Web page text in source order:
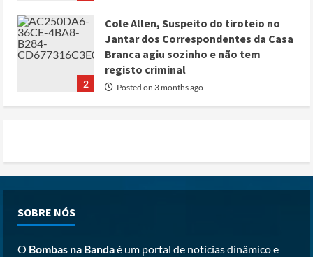
3
Nike vai despedir 1.400 trabalhadores
para apostar em automação e
simplificar operações
Posted on 3 months ago
4
durante trégua de 10 dias entre Israel
e Líbano
SOBRE NÓS
O Bombas na Bandaé um portal de notícias dinâmico e